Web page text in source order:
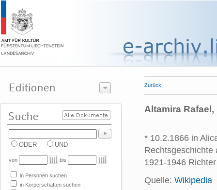
ODER UND
von bis
in Personen suchen
in Körperschaften suchen
Zurück
Altamira
* 10.2.1866 in
Rechtsgeschichte
1921-1946
Quelle: Wikipedia